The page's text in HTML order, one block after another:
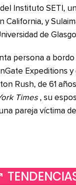
Instituto SETI,
California, y
de
persona a
Expeditions y
Rush, de 61
Times , su
pareja víctima